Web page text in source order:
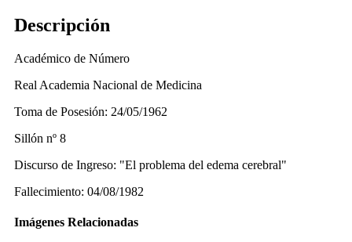
Descripción
Académico de Número
Real Academia Nacional de Medicina
Toma de Posesión: 24/05/1962
Sillón nº 8
Discurso de Ingreso: "El problema del edema cerebral"
Fallecimiento: 04/08/1982
Imágenes Relacionadas